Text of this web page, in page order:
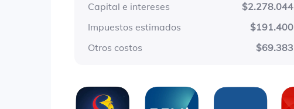
Capital e intereses
$2.278.044
Impuestos estimados
$191.400
Otros costos
$69.383